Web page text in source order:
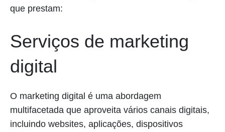
que prestam:
Serviços de marketing
digital
O marketing digital é uma abordagem
multifacetada que aproveita vários canais digitais,
incluindo websites, aplicações, dispositivos